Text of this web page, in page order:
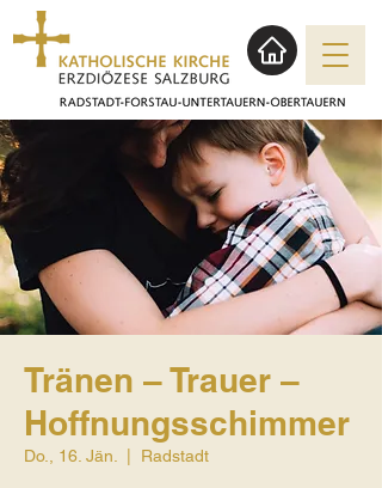
Tränen – Trauer –
Hoffnungsschimmer
Do., 16. Jän. Radstadt